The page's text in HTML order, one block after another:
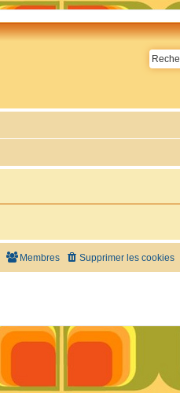
Supprimer les cookies
Membres